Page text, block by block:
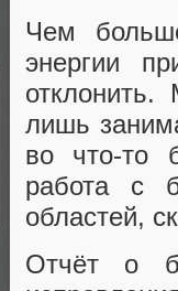
Чем
энергии
лишь
во что-то
работа с
областей,
Отчёт о